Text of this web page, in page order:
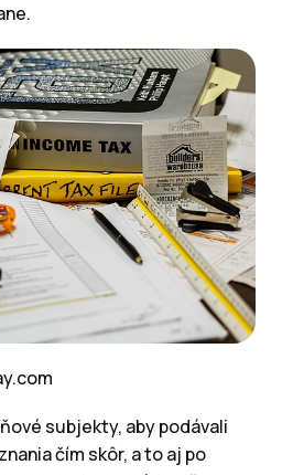
subjekty, aby podávali
čím skôr, a to aj po